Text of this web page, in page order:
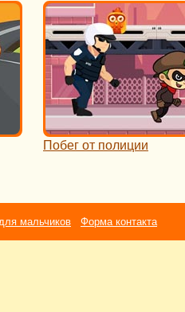
Побег от полиции
мальчиков Форма контакта